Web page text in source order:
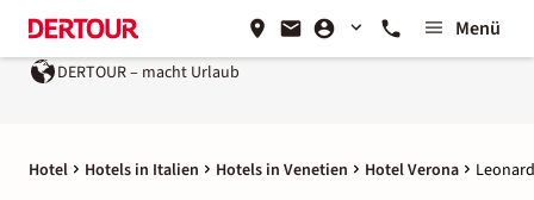
Menü
DERTOUR – macht Urlaub
Hotel Hotels in Italien Hotels in Venetien Hotel Verona